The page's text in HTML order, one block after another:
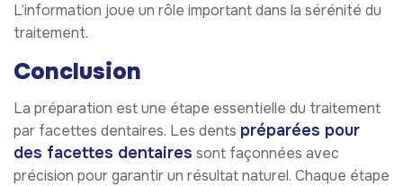
L’information joue un rôle important dans la sérénité du
traitement.
Conclusion
La préparation est une étape essentielle du traitement
par facettes dentaires. Les dents préparées pour
des facettes dentaires sont façonnées avec
précision pour garantir un résultat naturel. Chaque étape